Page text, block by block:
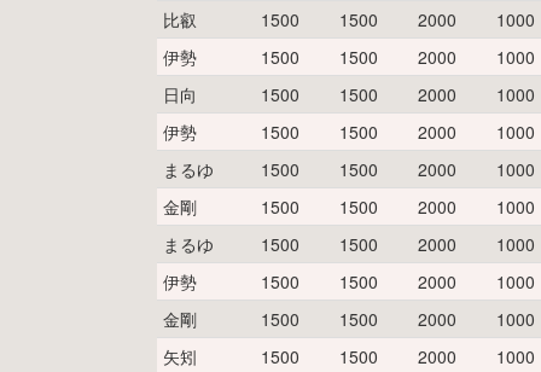
比叡
1500 1500 2000
1000
伊勢
1500 1500 2000
1000
日向
1500 1500 2000
1000
伊勢
1500 1500 2000
1000
まるゆ
1500 1500 2000
1000
金剛
1500 1500 2000
1000
まるゆ
1500 1500 2000
1000
伊勢
1500 1500 2000
1000
金剛
1500 1500 2000
1000
矢矧
1500 1500 2000
1000